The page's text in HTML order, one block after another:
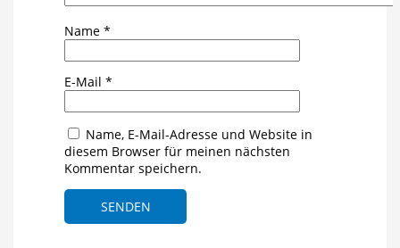
Name *
E-Mail *
Name, E-Mail-Adresse und Website in
diesem Browser für meinen nächsten
Kommentar speichern.